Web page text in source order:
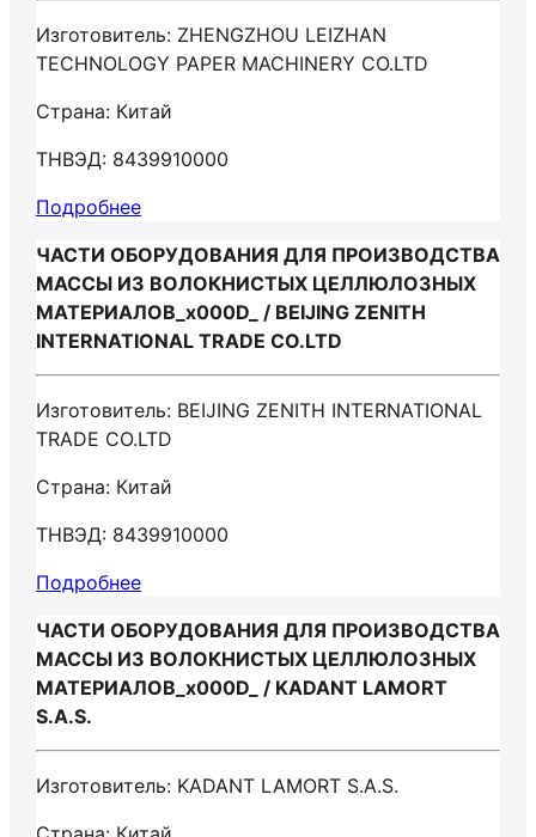
Изготовитель: ZHENGZHOU LEIZHAN
TECHNOLOGY PAPER MACHINERY CO.LTD
Страна: Китай
ТНВЭД: 8439910000
Подробнее
ЧАСТИ ОБОРУДОВАНИЯ ДЛЯ ПРОИЗВОДСТВА
МАССЫ ИЗ ВОЛОКНИСТЫХ ЦЕЛЛЮЛОЗНЫХ
МАТЕРИАЛОВ_x000D_ / BEIJING ZENITH
INTERNATIONAL TRADE CO.LTD
Изготовитель: BEIJING ZENITH INTERNATIONAL
TRADE CO.LTD
Страна: Китай
ТНВЭД: 8439910000
Подробнее
ЧАСТИ ОБОРУДОВАНИЯ ДЛЯ ПРОИЗВОДСТВА
МАССЫ ИЗ ВОЛОКНИСТЫХ ЦЕЛЛЮЛОЗНЫХ
МАТЕРИАЛОВ_x000D_ / KADANT LAMORT
S.A.S.
Изготовитель: KADANT LAMORT S.A.S.